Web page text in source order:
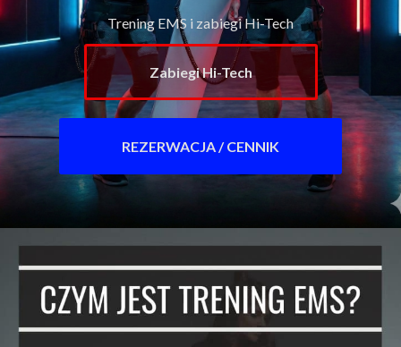
Trening EMS i zabiegi Hi-Tech
Zabiegi Hi-Tech
REZERWACJA / CENNIK